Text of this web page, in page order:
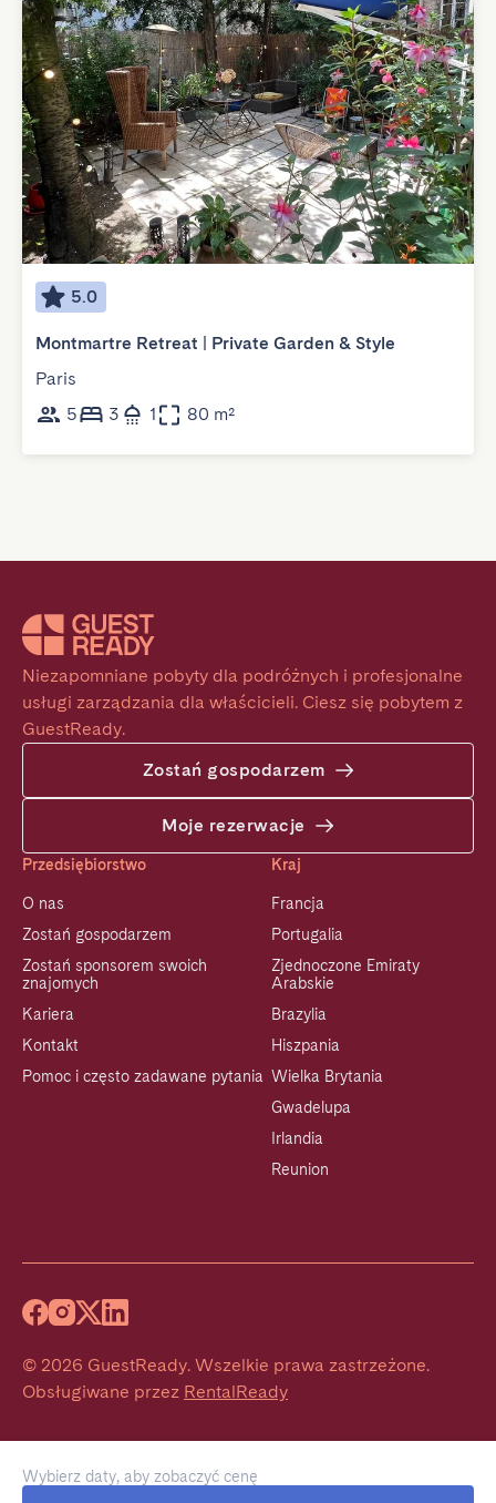
Wybierz daty, aby zobaczyć cenę
5.0
Montmartre Retreat | Private Garden & Style
Paris
5
3 1 80 m²
Niezapomniane pobyty dla podróżnych i profesjonalne
usługi zarządzania dla właścicieli. Ciesz się pobytem z
GuestReady.
Zostań gospodarzem
Moje rezerwacje
Przedsiębiorstwo
O nas
Zostań gospodarzem
Zostań sponsorem swoich
znajomych
Kariera
Kontakt
Pomoc i często zadawane pytania
Kraj
Francja
Portugalia
Zjednoczone Emiraty
Arabskie
Brazylia
Hiszpania
Wielka Brytania
Gwadelupa
Irlandia
Reunion
© 2026 GuestReady. Wszelkie prawa zastrzeżone.
Obsługiwane przez RentalReady